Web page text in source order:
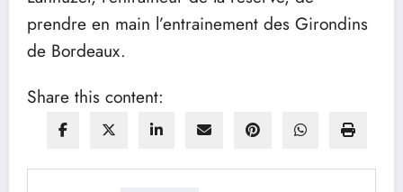
prendre en main l’entrainement des Girondins
de Bordeaux.
Share this content: